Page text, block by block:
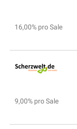
16,00% pro Sale
9,00% pro Sale